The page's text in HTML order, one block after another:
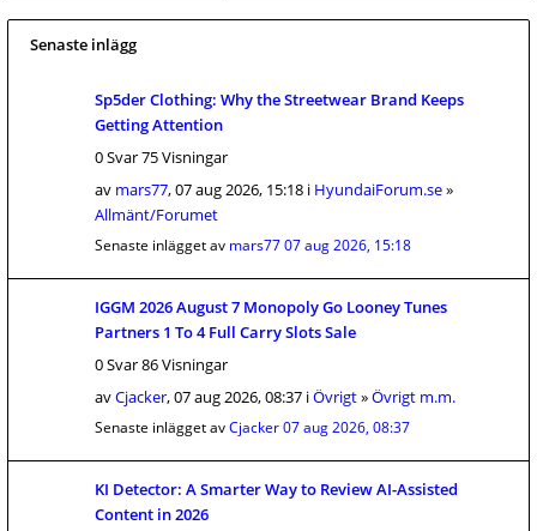
Senaste inlägg
Sp5der Clothing: Why the Streetwear Brand Keeps
Getting Attention
0 Svar 75 Visningar
av mars77, 07 aug 2026, 15:18 i HyundaiForum.se»
Allmänt/Forumet
Senaste inlägget av mars7707 aug 2026, 15:18
IGGM 2026 August 7 Monopoly Go Looney Tunes
Partners 1 To 4 Full Carry Slots Sale
0 Svar 86 Visningar
avCjacker, 07 aug 2026, 08:37 iÖvrigt»Övrigt m.m.
Senaste inlägget avCjacker07 aug 2026, 08:37
KI Detector: A Smarter Way to Review AI-Assisted
Content in 2026